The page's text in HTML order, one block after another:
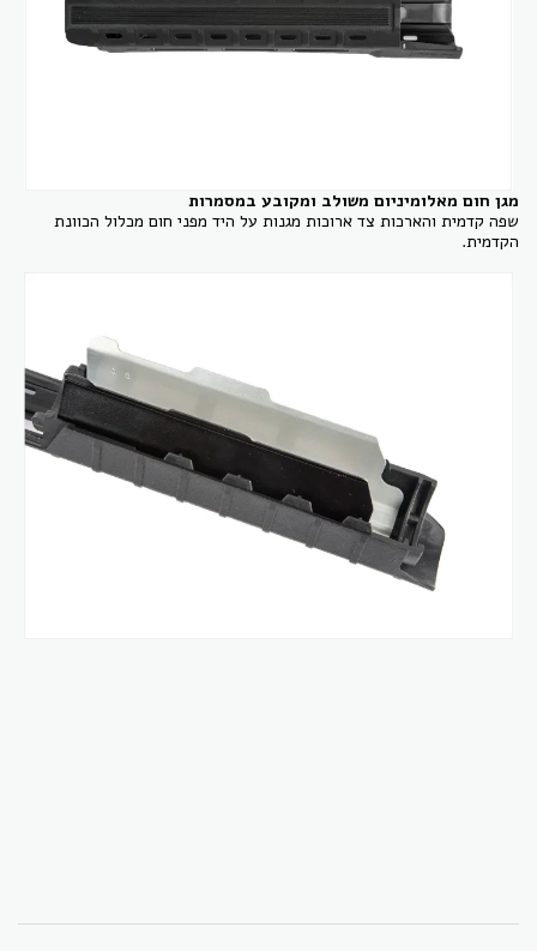
מגן חום מאלומיניום משולב ומקובע במסמרות
שפה קדמית והארכות צד ארוכות מגנות על היד מפני חום מכלול הכוונת
הקדמית.